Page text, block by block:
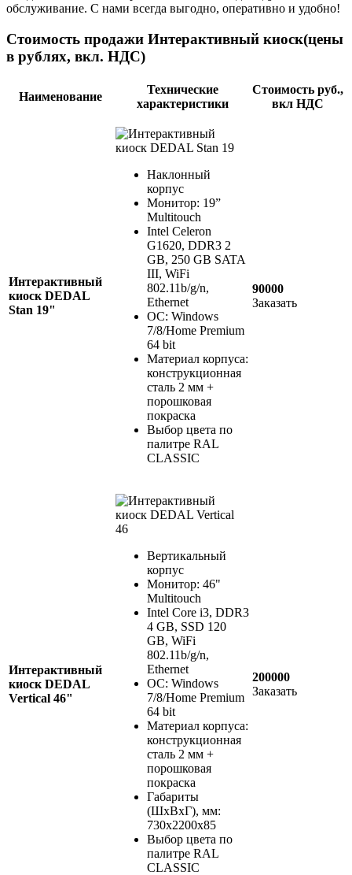
обслуживание. С нами всегда выгодно, оперативно и удобно!
Стоимость продажи Интерактивный киоск(цены
в рублях, вкл. НДС)
Наименование
Технические
характеристики
Стоимость руб.,
вкл НДС
Интерактивный
киоск DEDAL
Stan 19"
Наклонный
корпус
Монитор: 19”
Multitouch
Intel Celeron
G1620, DDR3 2
GB, 250 GB SATA
III, WiFi
802.11b/g/n,
Ethernet
ОС: Windows
7/8/Home Premium
64 bit
Материал корпуса:
конcтрукционная
сталь 2 мм +
порошковая
покраска
Выбор цвета по
палитре RAL
CLASSIC
90000
Заказать
Интерактивный
киоск DEDAL
Vertical 46"
Вертикальный
корпус
Монитор: 46"
Multitouch
Intel Core i3, DDR3
4 GB, SSD 120
GB, WiFi
802.11b/g/n,
Ethernet
ОС: Windows
7/8/Home Premium
64 bit
Материал корпуса:
конcтрукционная
сталь 2 мм +
порошковая
покраска
Габариты
(ШхВхГ), мм:
730х2200х85
Выбор цвета по
палитре RAL
CLASSIC
200000
Заказать